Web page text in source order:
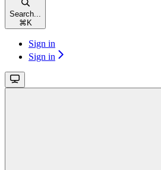
Search...
⌘ K
Sign in
Sign in